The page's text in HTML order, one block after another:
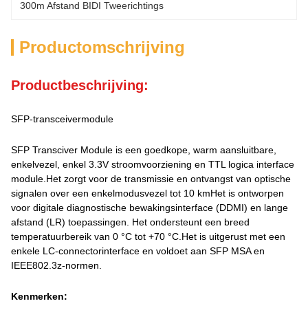
300m Afstand BIDI Tweerichtings
Productomschrijving
Productbeschrijving:
SFP-transceivermodule
SFP Transciver Module is een goedkope, warm aansluitbare,
enkelvezel, enkel 3.3V stroomvoorziening en TTL logica interface
module.Het zorgt voor de transmissie en ontvangst van optische
signalen over een enkelmodusvezel tot 10 kmHet is ontworpen
voor digitale diagnostische bewakingsinterface (DDMI) en lange
afstand (LR) toepassingen. Het ondersteunt een breed
temperatuurbereik van 0 °C tot +70 °C.Het is uitgerust met een
enkele LC-connectorinterface en voldoet aan SFP MSA en
IEEE802.3z-normen.
Kenmerken: